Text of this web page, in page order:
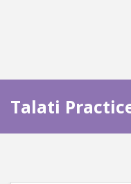
Talati